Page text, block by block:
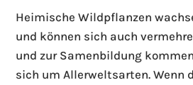
Heimische Wildpflanzen
und können sich auch
und zur Samenbildung
sich um Allerweltsarten. Wenn